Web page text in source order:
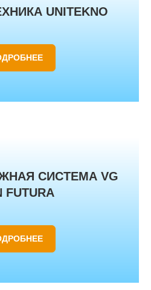
UNITEKNO
СИСТЕМА VG
FUTURA